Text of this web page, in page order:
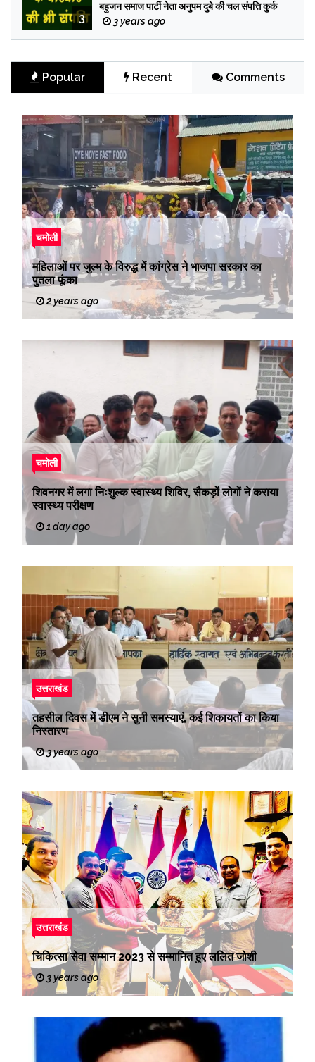
3
बहुजन समाज पार्टी नेता अनुपम दुबे की चल संपत्ति कुर्क
3 years ago
Popular Recent Comments
चमोली
महिलाओं पर जुल्म के विरुद्ध में कांग्रेस ने भाजपा सरकार का
पुतला फूंका
2 years ago
चमोली
शिवनगर में लगा निःशुल्क स्वास्थ्य शिविर, सैकड़ों लोगों ने कराया
स्वास्थ्य परीक्षण
1 day ago
उत्तराखंड
तहसील दिवस में डीएम ने सुनी समस्याएं, कई शिकायतों का किया
निस्तारण
3 years ago
उत्तराखंड
चिकित्सा सेवा सम्मान 2023 से सम्मानित हुए ललित जोशी
3 years ago